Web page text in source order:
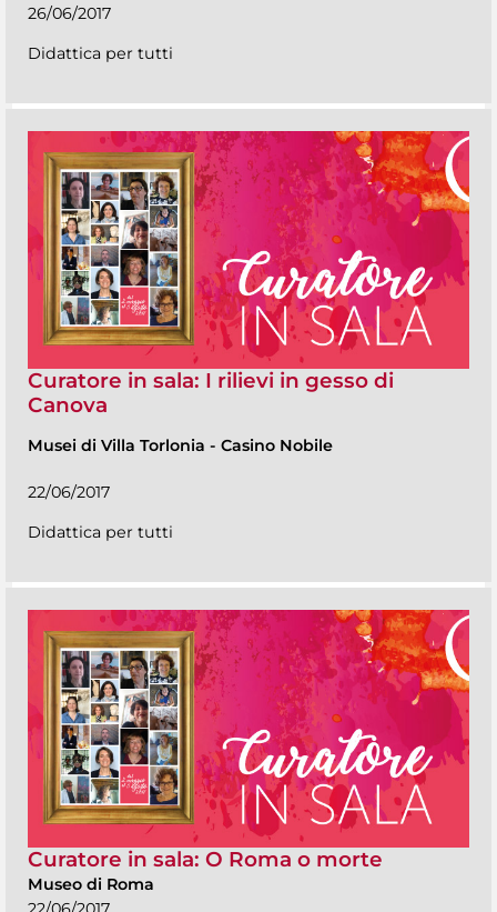
26/06/2017
Didattica per tutti
Curatore in sala: I rilievi in gesso di
Canova
Musei di Villa Torlonia - Casino Nobile
22/06/2017
Didattica per tutti
Curatore in sala: O Roma o morte
Museo di Roma